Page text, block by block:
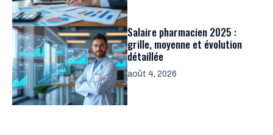
Salaire pharmacien 2025 :
grille, moyenne et évolution
détaillée
août 4, 2026